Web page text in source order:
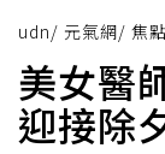
udn/ 元氣網/ 焦點
美女醫
迎接除